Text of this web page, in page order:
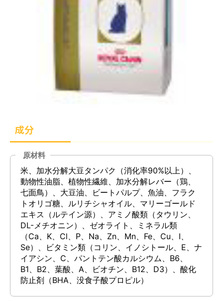
成分
原材料
米、加水分解大豆タンパク（消化率90%以上）、
動物性油脂、植物性繊維、加水分解レバー（鶏、
七面鳥）、大豆油、ビートパルプ、魚油、フラク
トオリゴ糖、ルリチシャオイル、マリーゴールド
エキス（ルテイン源）、アミノ酸類（タウリン、
DL-メチオニン）、ゼオライト、ミネラル類
（Ca、K、Cl、P、Na、Zn、Mn、Fe、Cu、I、
Se）、ビタミン類（コリン、イノシトール、E、ナ
イアシン、C、パントテン酸カルシウム、B6、
B1、B2、葉酸、A、ビオチン、B12、D3）、酸化
防止剤（BHA、没食子酸プロピル）